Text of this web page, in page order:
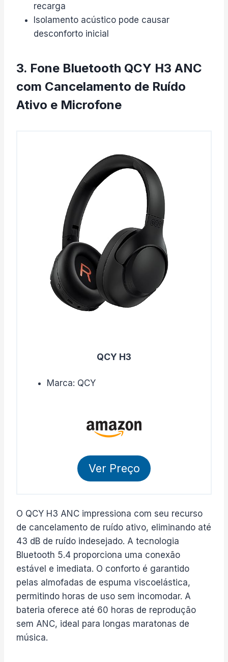
recarga
Isolamento acústico pode causar
desconforto inicial
3. Fone Bluetooth QCY H3 ANC
com Cancelamento de Ruído
Ativo e Microfone
QCY H3
Marca: QCY
Ver Preço
O QCY H3 ANC impressiona com seu recurso
de cancelamento de ruído ativo, eliminando até
43 dB de ruído indesejado. A tecnologia
Bluetooth 5.4 proporciona uma conexão
estável e imediata. O conforto é garantido
pelas almofadas de espuma viscoelástica,
permitindo horas de uso sem incomodar. A
bateria oferece até 60 horas de reprodução
sem ANC, ideal para longas maratonas de
música.